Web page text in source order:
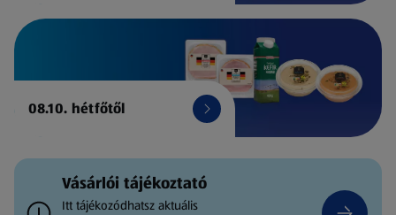
08.10. hétfőtől
Vásárlói tájékoztató
Itt tájékozódhatsz aktuális